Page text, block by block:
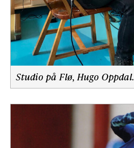
Studio på Flø, Hugo Oppdal.